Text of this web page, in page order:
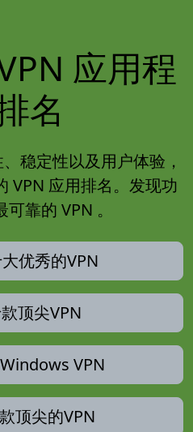
应用程
名
稳定性以及用户体验，
VPN 应用排名。发现功
靠的 VPN 。
优秀的VPN
顶尖VPN
VPN
顶尖的VPN